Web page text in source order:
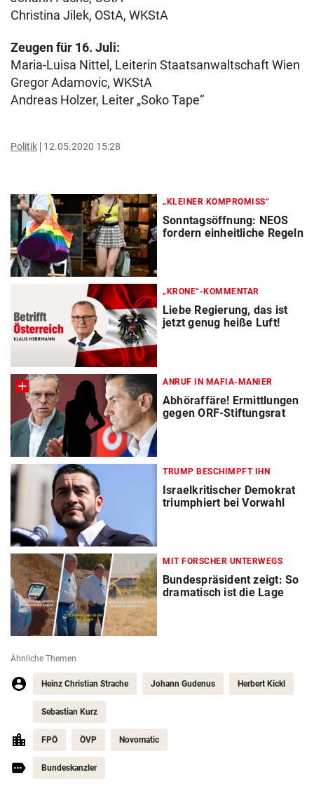
Christina Jilek, OStA, WKStA
Zeugen für 16. Juli:
Maria-Luisa Nittel, Leiterin Staatsanwaltschaft Wien
Gregor Adamovic, WKStA
Andreas Holzer, Leiter „Soko Tape“
Politik 12.05.2020 15:28
„KLEINER KOMPROMISS“
Sonntagsöffnung: NEOS
fordern einheitliche Regeln
„KRONE“-KOMMENTAR
Liebe Regierung, das ist
jetzt genug heiße Luft!
ANRUF IN MAFIA-MANIER
Abhöraffäre! Ermittlungen
gegen ORF-Stiftungsrat
TRUMP BESCHIMPFT IHN
Israelkritischer Demokrat
triumphiert bei Vorwahl
MIT FORSCHER UNTERWEGS
Bundespräsident zeigt: So
dramatisch ist die Lage
Ähnliche Themen
Heinz Christian Strache Johann Gudenus Herbert Kickl
Sebastian Kurz
FPÖ ÖVP Novomatic
Bundeskanzler